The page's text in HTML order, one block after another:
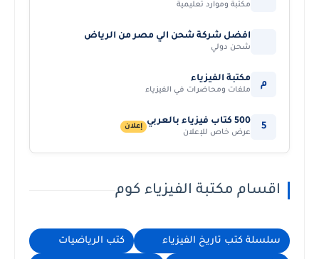
مكتبة وموارد تعليمية
افضل شركة شحن الي مصر من الرياض
شحن دولي
م مكتبة الفيزياء
ملفات ومحاضرات في الفيزياء
5 500 كتاب فيزياء بالعربي
عرض خاص للإعلان
إعلان
اقسام مكتبة الفيزياء كوم
سلسلة كتب تاريخ الفيزياء كتب الرياضيات